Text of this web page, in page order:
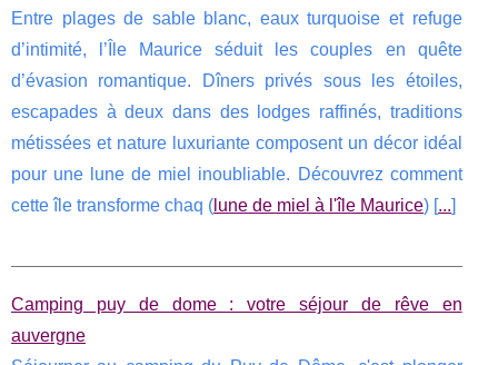
Entre plages de sable blanc, eaux turquoise et refuge
d’intimité, l’Île Maurice séduit les couples en quête
d’évasion romantique. Dîners privés sous les étoiles,
escapades à deux dans des lodges raffinés, traditions
métissées et nature luxuriante composent un décor idéal
pour une lune de miel inoubliable. Découvrez comment
cette île transforme chaq ( lune de miel à l'île Maurice) [ ...
Camping puy de dome : votre séjour de rêve en
auvergne